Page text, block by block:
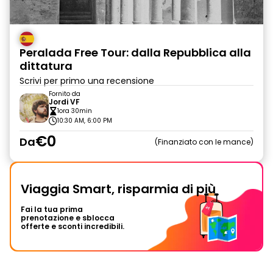
Peralada Free Tour: dalla Repubblica alla
dittatura
Scrivi per primo una recensione
Fornito da
Jordi VF
1ora 30min
10:30 AM, 6:00 PM
Da€0 Finanziato con le mance
Viaggia Smart, risparmia di più
Fai la tua prima
prenotazione e sblocca
offerte e sconti incredibili.